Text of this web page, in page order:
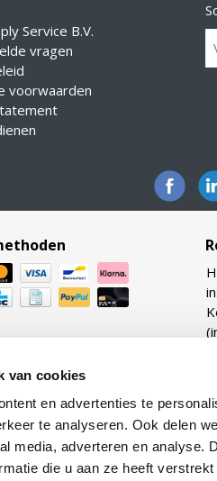
van cookies
en advertenties te
te analyseren. Ook delen
media, adverteren en analyse.
die u aan ze heeft
Service B.V.
vragen
voorwaarden